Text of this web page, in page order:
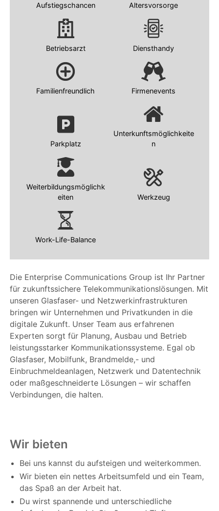
Die Enterprise Communications Group ist Ihr Partner
für zukunftssichere Telekommunikationslösungen. Mit
unseren Glasfaser- und Netzwerkinfrastrukturen
bringen wir Unternehmen und Privatkunden in die
digitale Zukunft. Unser Team aus erfahrenen
Experten sorgt für Planung, Ausbau und Betrieb
leistungsstarker Kommunikationssysteme. Egal ob
Glasfaser, Mobilfunk, Brandmelde,- und
Einbruchmeldeanlagen, Netzwerk und Datentechnik
oder maßgeschneiderte Lösungen – wir schaffen
Verbindungen, die halten.
Wir bieten
Bei uns kannst du aufsteigen und weiterkommen.
Wir bieten ein nettes Arbeitsumfeld und ein Team,
das Spaß an der Arbeit hat.
Du wirst spannende und unterschiedliche
Aufstiegschancen
Altersvorsorge
Betriebsarzt Diensthandy
Familienfreundlich Firmenevents
Parkplatz
Unterkunftsmöglichkeite
n
Weiterbildungsmöglichk
eiten
Werkzeug
Work-Life-Balance